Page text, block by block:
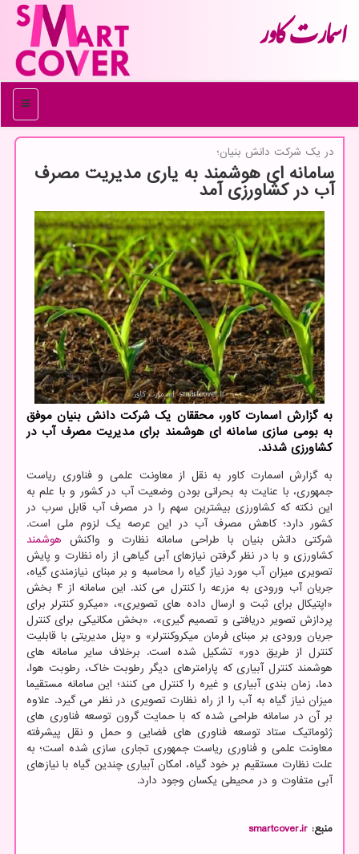
اسمارت كاور
منو
در یك شركت دانش بنیان؛
سامانه ای هوشمند به یاری مدیریت مصرف
آب در کشاورزی آمد
به گزارش اسمارت کاور، محققان یک شرکت دانش بنیان موفق
به بومی سازی سامانه ای هوشمند برای مدیریت مصرف آب در
کشاورزی شدند.
به گزارش اسمارت کاور به نقل از معاونت علمی و فناوری ریاست
جمهوری، با عنایت به بحرانی بودن وضعیت آب در کشور و با علم به
این نکته که کشاورزی بیشترین سهم را در مصرف آب قابل سرب در
کشور دارد؛ کاهش مصرف آب در این عرصه یک لزوم ملی است.
شرکتی دانش بنیان با طراحی سامانه نظارت و واکنش هوشمند
کشاورزی و با در نظر گرفتن نیازهای آبی گیاهی از راه نظارت و پایش
تصویری میزان آب مورد نیاز گیاه را محاسبه و بر مبنای نیازمندی گیاه،
جریان آب ورودی به مزرعه را کنترل می کند. این سامانه از ۴ بخش
«اپتیکال برای ثبت و ارسال داده های تصویری»، «میکرو کنترلر برای
پردازش تصویر دریافتی و تصمیم گیری»، «بخش مکانیکی برای کنترل
جریان ورودی بر مبنای فرمان میکروکنترلر» و «پنل مدیریتی با قابلیت
کنترل از طریق دور» تشکیل شده است. برخلاف سایر سامانه های
هوشمند کنترل آبیاری که پارامترهای دیگر رطوبت خاک، رطوبت هوا،
دما، زمان بندی آبیاری و غیره را کنترل می کنند؛ این سامانه مستقیما
میزان نیاز گیاه به آب را از راه نظارت تصویری در نظر می گیرد. علاوه
بر آن در سامانه طراحی شده که با حمایت گرون توسعه فناوری های
ژئوماتیک ستاد توسعه فناوری های فضایی و حمل و نقل پیشرفته
معاونت علمی و فناوری ریاست جمهوری تجاری سازی شده است؛ به
علت نظارت مستقیم بر خود گیاه، امکان آبیاری چندین گیاه با نیازهای
آبی متفاوت و در محیطی یکسان وجود دارد.
منبع: smartcover.ir